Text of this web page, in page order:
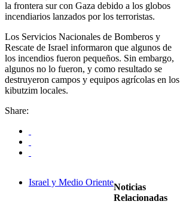
la frontera sur con Gaza debido a los globos
incendiarios lanzados por los terroristas.
Los Servicios Nacionales de Bomberos y
Rescate de Israel informaron que algunos de
los incendios fueron pequeños. Sin embargo,
algunos no lo fueron, y como resultado se
destruyeron campos y equipos agrícolas en los
kibutzim locales.
Share:
Israel y Medio OrienteNoticias
Relacionadas